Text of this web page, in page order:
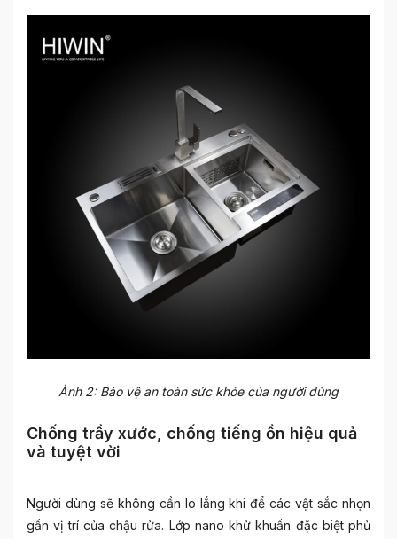
Ảnh 2: Bảo vệ an toàn sức khỏe của người dùng
Chống trầy xước, chống tiếng ồn hiệu quả
và tuyệt vời
Người dùng sẽ không cần lo lắng khi để các vật sắc nhọn
gần vị trí của chậu rửa. Lớp nano khử khuẩn đặc biệt phủ